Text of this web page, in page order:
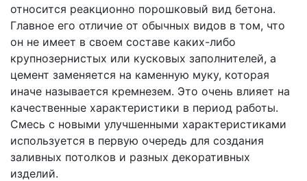
относится реакционно порошковый вид бетона.
Главное его отличие от обычных видов в том, что
он не имеет в своем составе каких-либо
крупнозернистых или кусковых заполнителей, а
цемент заменяется на каменную муку, которая
иначе называется кремнезем. Это очень влияет на
качественные характеристики в период работы.
Смесь с новыми улучшенными характеристиками
используется в первую очередь для создания
заливных потолков и разных декоративных
изделий.